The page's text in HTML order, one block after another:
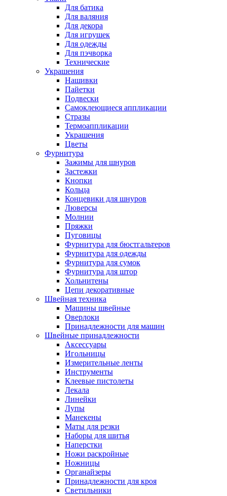
Для батика
Для валяния
Для декора
Для игрушек
Для одежды
Для пэчворка
Технические
Украшения
Нашивки
Пайетки
Подвески
Самоклеющиеся аппликации
Стразы
Термоаппликации
Украшения
Цветы
Фурнитура
Зажимы для шнуров
Застежки
Кнопки
Кольца
Концевики для шнуров
Люверсы
Молнии
Пряжки
Пуговицы
Фурнитура для бюстгальтеров
Фурнитура для одежды
Фурнитура для сумок
Фурнитура для штор
Хольнитены
Цепи декоративные
Швейная техника
Машины швейные
Оверлоки
Принадлежности для машин
Швейные принадлежности
Аксессуары
Игольницы
Измерительные ленты
Инструменты
Клеевые пистолеты
Лекала
Линейки
Лупы
Манекены
Маты для резки
Наборы для шитья
Наперстки
Ножи раскройные
Ножницы
Органайзеры
Принадлежности для кроя
Светильники